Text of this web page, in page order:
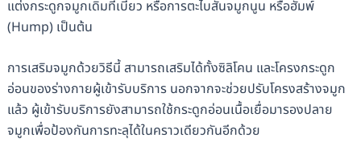
แต่งกระดูกจมูกเดิมที่เบี้ยว หรือการตะไบสันจมูกนูน หรือฮัมพ์
(Hump) เป็นต้น
การเสริมจมูกด้วยวิธีนี้ สามารถเสริมได้ทั้งซิลิโคน และโครงกระดูก
อ่อนของร่างกายผู้เข้ารับบริการ นอกจากจะช่วยปรับโครงสร้างจมูก
แล้ว ผู้เข้ารับบริการยังสามารถใช้กระดูกอ่อนเนื้อเยื่อมารองปลาย
จมูกเพื่อป้องกันการทะลุได้ในคราวเดียวกันอีกด้วย